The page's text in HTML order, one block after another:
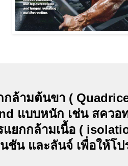
กล้ามต้นขา (
แบบหนัก เช่น สควอ
แยกกล้ามเนื้อ (
นชัน และลันจ์ เพื่อให้